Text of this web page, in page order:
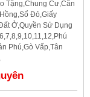
Tặng,Chung Cư,Căn
Đỏ,Giấy
Ở,Quyền Sử Dụng
Phú,Gò Vấp,Tân